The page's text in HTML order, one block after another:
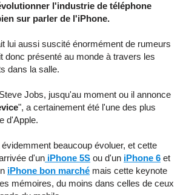
l'industrie de téléphone
sur parler de l'iPhone.
lui aussi suscité énormément de rumeurs
donc présenté au monde à travers les
dans la salle.
Jobs, jusqu'au moment ou il annonce
", a certainement été l'une des plus
d'Apple.
beaucoup évoluer, et cette
d'un iPhone 5S ou d'un iPhone 6 et
iPhone bon marché mais cette keynote
mémoires, du moins dans celles de ceux